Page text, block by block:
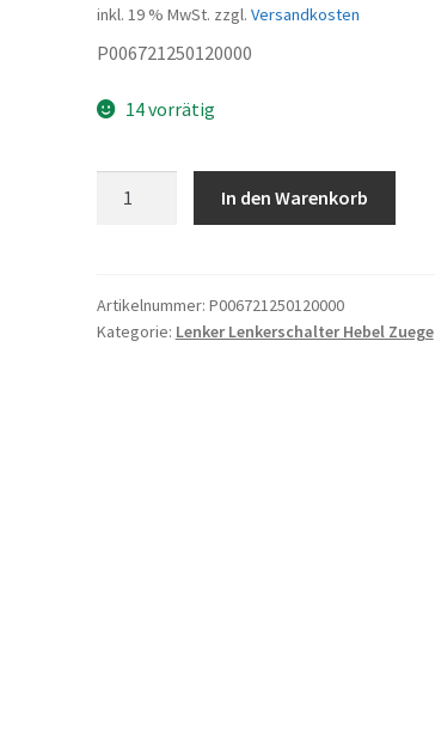
inkl. 19 % MwSt. zzgl. Versandkosten
P006721250120000
14 vorrätig
Menge
In den Warenkorb
Artikelnummer: P006721250120000
Kategorie: Lenker Lenkerschalter Hebel Zuege